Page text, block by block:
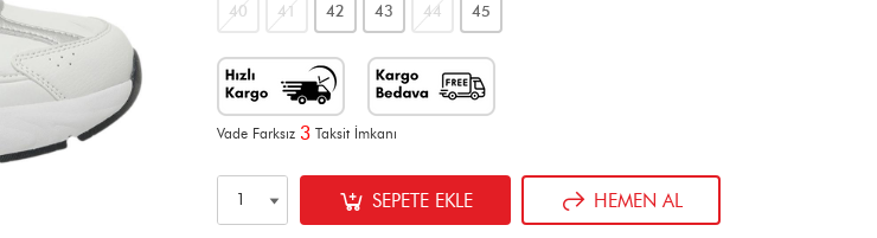
40 41 42 43 44 45
Vade Farksız 3 Taksit İmkanı
SEPETE EKLE HEMEN AL